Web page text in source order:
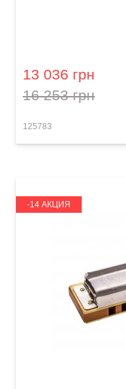
13 036 грн
16 253 грн
125783
-14 АКЦИЯ